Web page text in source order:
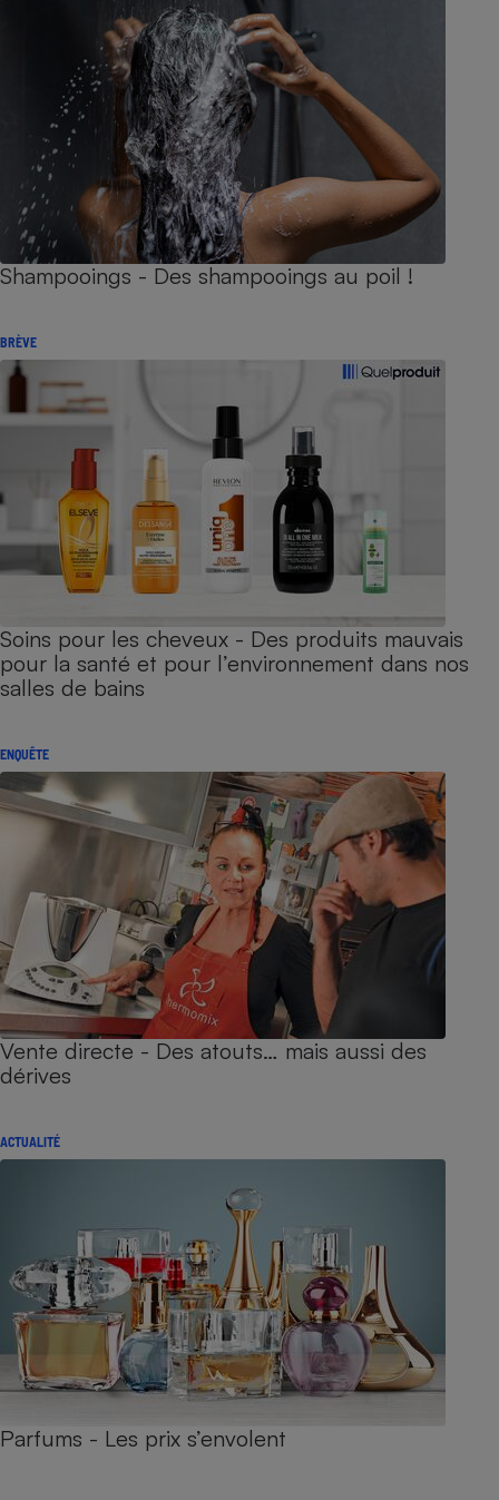
Shampooings - Des shampooings au poil !
BRÈVE
Soins pour les cheveux - Des produits mauvais
pour la santé et pour l’environnement dans nos
salles de bains
ENQUÊTE
Vente directe - Des atouts… mais aussi des
dérives
ACTUALITÉ
Parfums - Les prix s’envolent